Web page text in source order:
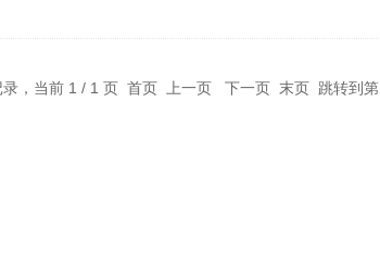
录，当前 1 / 1 页 首页 上一页 下一页 末页 跳转到第